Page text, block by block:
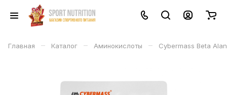
Главная – Каталог – Аминокислоты – Cybermass Beta